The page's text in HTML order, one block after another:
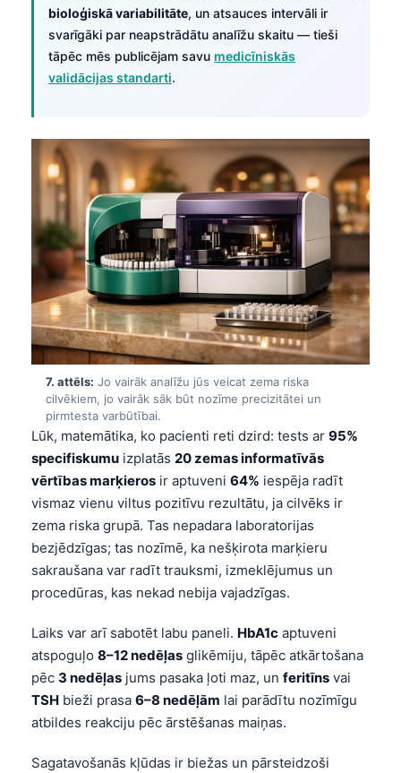
bioloģiskā variabilitāte, un atsauces intervāli ir
svarīgāki par neapstrādātu analīžu skaitu — tieši
tāpēc mēs publicējam savu medicīniskās
validācijas standarti.
7. attēls: Jo vairāk analīžu jūs veicat zema riska
cilvēkiem, jo vairāk sāk būt nozīme precizitātei un
pirmtesta varbūtībai.
Lūk, matemātika, ko pacienti reti dzird: tests ar 95%
specifiskumu izplatās 20 zemas informatīvās
vērtības marķieros ir aptuveni 64% iespēja radīt
vismaz vienu viltus pozitīvu rezultātu, ja cilvēks ir
zema riska grupā. Tas nepadara laboratorijas
bezjēdzīgas; tas nozīmē, ka nešķirota marķieru
sakraušana var radīt trauksmi, izmeklējumus un
procedūras, kas nekad nebija vajadzīgas.
Laiks var arī sabotēt labu paneli. HbA1c aptuveni
atspoguļo 8–12 nedēļas glikēmiju, tāpēc atkārtošana
pēc 3 nedēļas jums pasaka ļoti maz, un feritīns vai
TSH bieži prasa 6–8 nedēļām lai parādītu nozīmīgu
atbildes reakciju pēc ārstēšanas maiņas.
Sagatavošanās kļūdas ir biežas un pārsteidzoši
Magyar
Shqip
বাংলা
اردو
मराठी
தமிழ்
ગુજરાતી
ಕನ್ನಡ
മലയാളം
Bahasa Melayu
Tiếng Việt
Tagalog
ဗမာစာ
ភាសាខ្មែរ
Kiswahili
አማርኛ
Українська
O‘zbekcha
Català
Қазақ тілі
Hrvatski
Slovenčina
كوردی‎